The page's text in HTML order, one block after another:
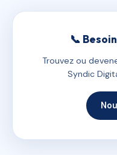
📞
Trouvez ou
Syndic